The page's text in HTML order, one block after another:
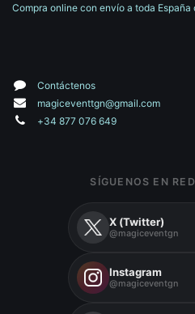
Compra online con envío a toda
Contáctenos
magiceventtgn@gmail.com
+34 877 076 649
SÍGUENOS EN
X (Twitter)
@magiceventgn
Instagram
@magiceventgn